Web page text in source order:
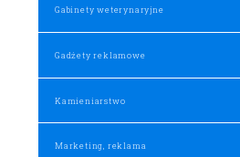
Gabinety weterynaryjne
Gadżety reklamowe
Kamieniarstwo
Marketing, reklama